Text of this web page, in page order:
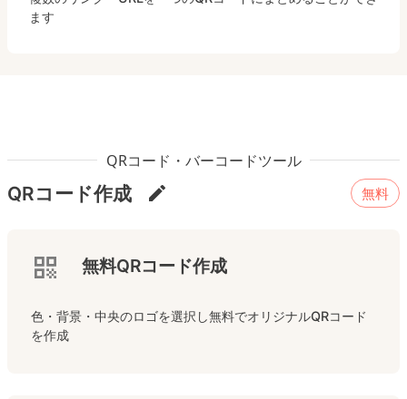
ます
QRコード・バーコードツール
QRコード作成 無料
無料QRコード作成
色・背景・中央のロゴを選択し無料でオリジナルQRコード
を作成